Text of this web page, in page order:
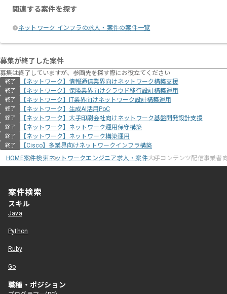
関連する案件を探す
ネットワーク インフラの求人・案件の案件一覧
募集が終了した案件
募集は終了していますが、参画先を探す際にお役立てください
終了 【ネットワーク】情報通信業界向けネットワーク構築支援
終了 【ネットワーク】保険業界向けクラウド移行設計構築運用
終了 【ネットワーク】IT業界向けネットワーク設計構築運用
終了 【ネットワーク】生成AI活用PoC
終了 【ネットワーク】大手印刷会社向けネットワーク基盤開発設計支援
終了 【ネットワーク】ネットワーク運用保守構築
終了 【ネットワーク】ネットワーク構築運用
終了
【Cisco】多業界向けネットワークインフラ構築
HOME案件検索ネットワークエンジニア求人・案件大手コンテンツ配信事業者
案件検索
スキル
Java
Python
Ruby
Go
職種・ポジション